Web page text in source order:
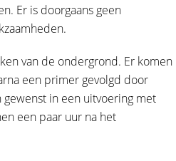
Er is doorgaans geen
van de ondergrond. Er komen
een primer gevolgd door
in een uitvoering met
een paar uur na het